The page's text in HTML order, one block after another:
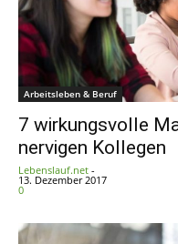
Arbeitsleben & Beruf
7 wirkungsvolle
nervigen Kollegen
Lebenslauf.net -
13. Dezember 2017
0